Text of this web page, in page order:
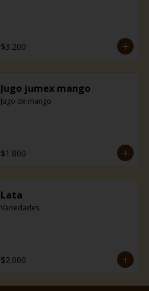
$3.200
Jugo jumex mango
Jugo de mango
$1.800
Lata
Variedades.
$2.000